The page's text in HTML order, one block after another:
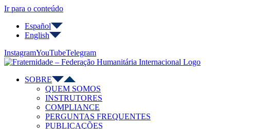
Ir para o conteúdo
Español
English
InstagramYouTubeTelegram
SOBRE
QUEM SOMOS
INSTRUTORES
COMPLIANCE
PERGUNTAS FREQUENTES
PUBLICAÇÕES